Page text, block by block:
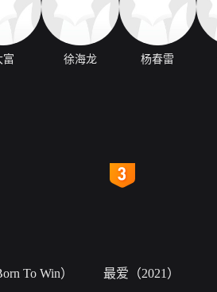
富 徐海龙 杨春雷
To Win） 最爱（2021）